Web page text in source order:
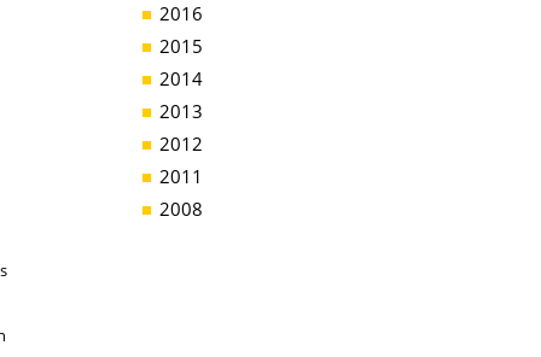
2016
2015
2014
2013
2012
2011
2008